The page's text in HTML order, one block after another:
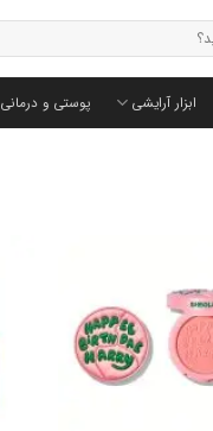
ابزار آرایشی پوستی و درمانی